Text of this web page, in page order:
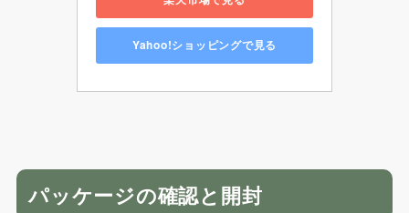
Yahoo!ショッピングで見る
パッケージの確認と開封